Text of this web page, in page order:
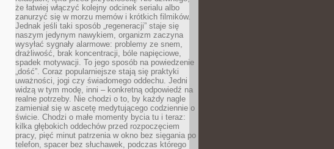
że łatwiej włączyć kolejny odcinek serialu albo
zanurzyć się w morzu memów i krótkich filmików.
Jednak jeśli taki sposób „regeneracji” staje się
naszym jedynym nawykiem, organizm zaczyna
wysyłać sygnały alarmowe: problemy ze snem,
drażliwość, brak koncentracji, bóle napięciowe,
spadek motywacji. To jego sposób na powiedzenie
„dość”. Coraz popularniejsze stają się praktyki
uważności, jogi czy świadomego oddechu. Jedni
widzą w tym modę, inni – konkretną odpowiedź na
realne potrzeby. Nie chodzi o to, by każdy nagle
zamieniał się w ascetę medytującego codziennie o
świcie. Chodzi o małe momenty bycia tu i teraz:
kilka głębokich oddechów przed rozpoczęciem
pracy, pięć minut patrzenia w okno bez sięgania po
telefon, spacer bez słuchawek, podczas którego